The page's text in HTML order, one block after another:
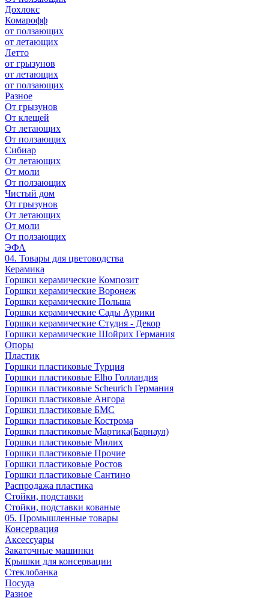
Дохлокс
Комарофф
от ползающих
от летающих
Летто
от грызунов
от летающих
от ползающих
Разное
От грызунов
От клещей
От летающих
От ползающих
Сибиар
От летающих
От моли
От ползающих
Чистый дом
От грызунов
От летающих
От моли
От ползающих
ЭФА
04. Товары для цветоводства
Керамика
Горшки керамические Композит
Горшки керамические Воронеж
Горшки керамические Польша
Горшки керамические Сады Аурики
Горшки керамические Студия - Декор
Горшки керамические Шойрих Германия
Опоры
Пластик
Горшки пластиковые Турция
Горшки пластиковые Elho Голландия
Горшки пластиковые Scheuriсh Германия
Горшки пластиковые Ангора
Горшки пластиковые БМС
Горшки пластиковые Кострома
Горшки пластиковые Мартика(Барнаул)
Горшки пластиковые Милих
Горшки пластиковые Прочие
Горшки пластиковые Ростов
Горшки пластиковые Сантино
Распродажа пластика
Стойки, подставки
Стойки, подставки кованые
05. Промышленные товары
Консервация
Аксессуары
Закаточные машинки
Крышки для консервации
Стеклобанка
Посуда
Разное